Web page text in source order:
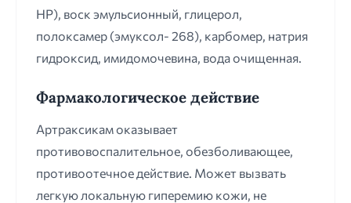
НР), воск эмульсионный, глицерол,
полоксамер (эмуксол- 268), карбомер, натрия
гидроксид, имидомочевина, вода очищенная.
Фармакологическое действие
Артраксикам оказывает
противовоспалительное, обезболивающее,
противоотечное действие. Может вызвать
легкую локальную гиперемию кожи, не